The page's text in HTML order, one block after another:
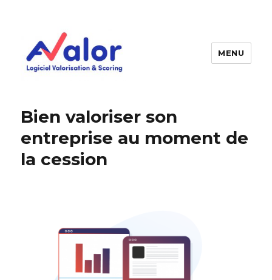
et fonds de commerce
MENU
Bien valoriser son
entreprise au moment de
la cession